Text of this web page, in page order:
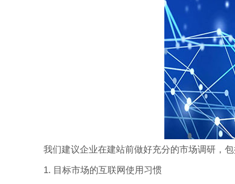
我们建议企业在建站前做好充分的市场调研，包
1. 目标市场的互联网使用习惯